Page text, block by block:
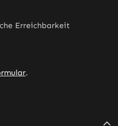
Erreichbarkeit
.
öffnet in neuem Tab